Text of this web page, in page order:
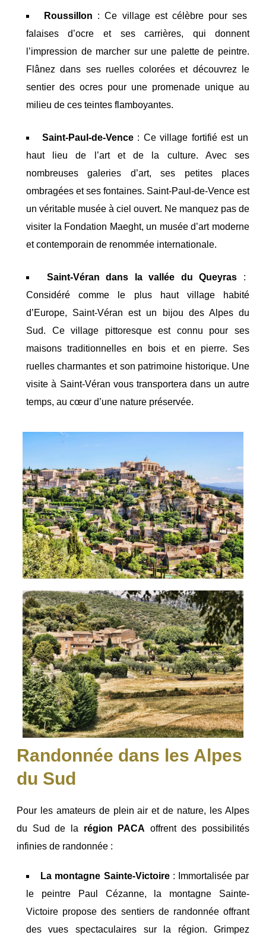
Roussillon : Ce village est célèbre pour ses
falaises d’ocre et ses carrières, qui donnent
l’impression de marcher sur une palette de peintre.
Flânez dans ses ruelles colorées et découvrez le
sentier des ocres pour une promenade unique au
milieu de ces teintes flamboyantes.
Saint-Paul-de-Vence: Ce village fortifié est un
haut lieu de l’art et de la culture. Avec ses
nombreuses galeries d’art, ses petites places
ombragées et ses fontaines. Saint-Paul-de-Vence est
un véritable musée à ciel ouvert. Ne manquez pas de
visiter la Fondation Maeght, un musée d’art moderne
et contemporain de renommée internationale.
Saint-Véran dans la vallée du Queyras :
Considéré comme le plus haut village habité
d’Europe, Saint-Véran est un bijou des Alpes du
Sud. Ce village pittoresque est connu pour ses
maisons traditionnelles en bois et en pierre. Ses
ruelles charmantes et son patrimoine historique. Une
visite à Saint-Véran vous transportera dans un autre
temps, au cœur d’une nature préservée.
Randonnée dans les Alpes
du Sud
Pour les amateurs de plein air et de nature, les Alpes
du Sud de la région PACA offrent des possibilités
infinies de randonnée :
La montagne Sainte-Victoire: Immortalisée par
le peintre Paul Cézanne, la montagne Sainte-
Victoire propose des sentiers de randonnée offrant
des vues spectaculaires sur la région. Grimpez